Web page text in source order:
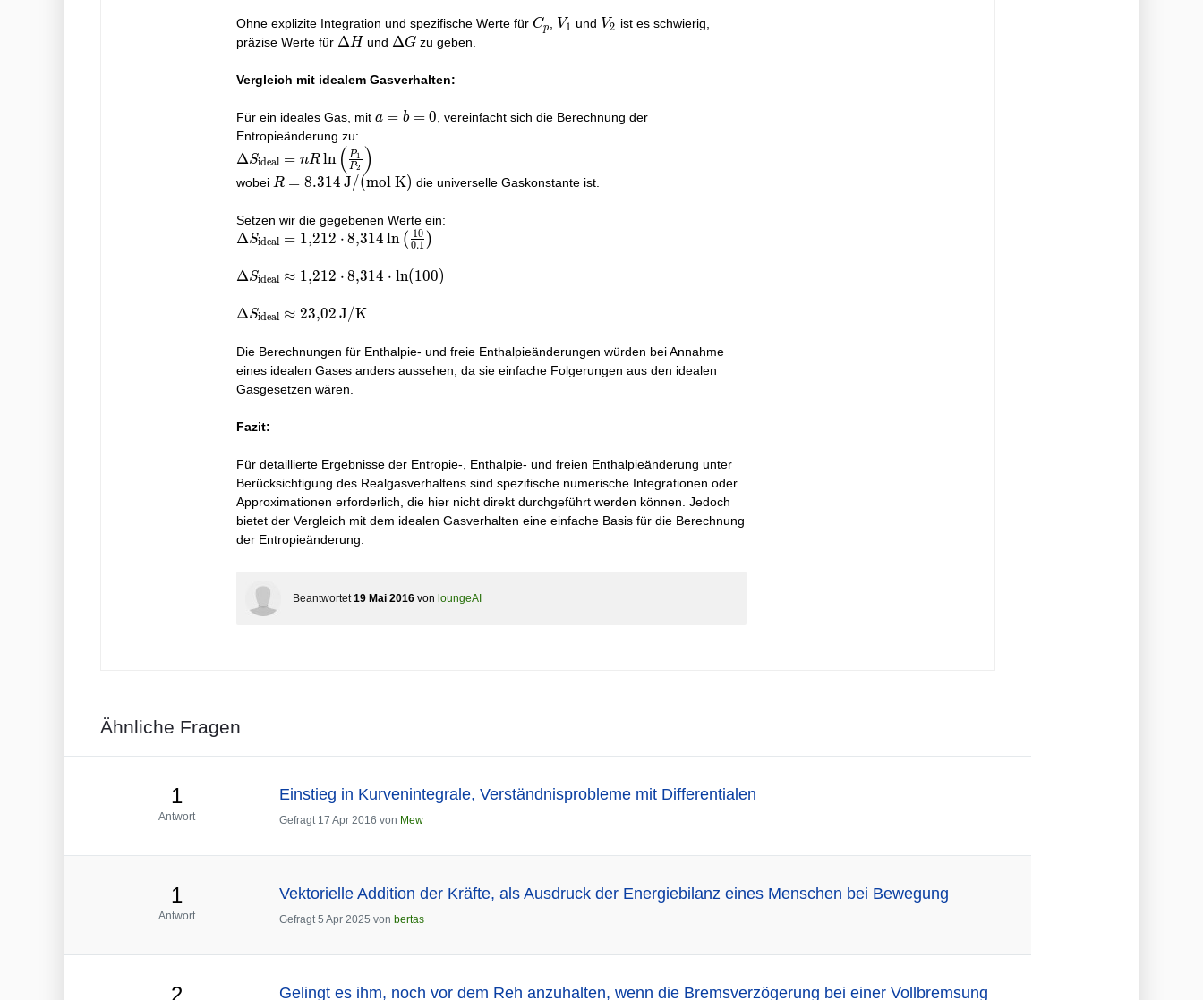
\Delta
H -
S
Ohne explizite Integration und spezifische Werte für C_p
Cp V_1
V1 und V_2
V2 ist es schwierig,
präzise Werte für \Delta
ΔH und \Delta
ΔGzu geben.
Vergleich mit idealem Gasverhalten:
Für ein ideales Gas, mit a
0
a = b = 0 , vereinfacht sich die Berechnung der
Entropieänderung zu:
\Delta
S_{\text{ideal}} =
nR\ln\left(\frac{P_1}
ΔSideal = nRln ( P2
P1 )
wobei R = 8.314 \,
K)}
R = 8.314 J/(mol K) die universelle Gaskonstante ist.
Setzen wir die gegebenen Werte ein:
\Delta
= 1,212 \cdot
\ln\left(\frac{10}
ΔSideal = 1,212 ⋅ 8,314 ln ( 0.1
10 )
\Delta
\approx 1,212
\cdot \ln(100)
ΔSideal ≈ 1,212 ⋅ 8,314 ⋅ ln(100)
\Delta
\approx 23,02 \,
\text{J/K}
ΔSideal ≈ 23,02 J/K
Die Berechnungen für Enthalpie- und freie Enthalpieänderungen würden bei Annahme
eines idealen Gases anders aussehen, da sie einfache Folgerungen aus den idealen
Gasgesetzen wären.
Fazit:
Für detaillierte Ergebnisse der Entropie-, Enthalpie- und freien Enthalpieänderung unter
Berücksichtigung des Realgasverhaltens sind spezifische numerische Integrationen oder
Approximationen erforderlich, die hier nicht direkt durchgeführt werden können. Jedoch
bietet der Vergleich mit dem idealen Gasverhalten eine einfache Basis für die Berechnung
der Entropieänderung.
Beantwortet 19 Mai 2016 von loungeAI
Ähnliche Fragen
1
Antwort
Einstieg in Kurvenintegrale, Verständnisprobleme mit Differentialen
Gefragt 17 Apr 2016 von Mew
1
Antwort
Vektorielle Addition der Kräfte, als Ausdruck der Energiebilanz eines Menschen bei Bewegung
Gefragt 5 Apr 2025 von bertas
2 Gelingt es ihm, noch vor dem Reh anzuhalten, wenn die Bremsverzögerung bei einer Vollbremsung